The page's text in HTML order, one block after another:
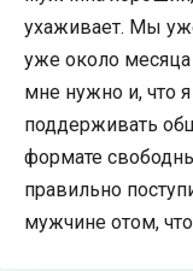
ухаживает. Мы
уже около месяца
мне нужно и, что
поддерживать
формате
правильно
мужчине отом,